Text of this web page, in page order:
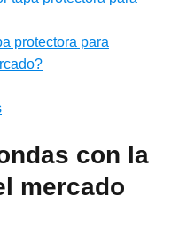
protectora para
con la
mercado